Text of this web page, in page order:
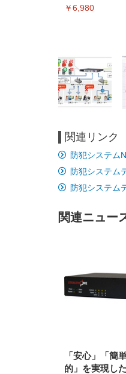
￥6,980
[EdoErgo] オフィス
子 テレワーク 疲れな
上げ式アームレスト
ト 約105度ロッキン
椅子 360度回転 座
WY01(黒網+黒枠+黒
￥5,699
EIZO ビジネス向け
ムモニター |
UHD・USB Type-C
￥105,595
Amazonベーシック
ーツ 薄型 レギュラ
捨て 無香料 ホワイ
￥3,373
関連リンク
防犯システム
防犯システム
防犯システム
関連ニュー
「安心」「簡
的」を実現し